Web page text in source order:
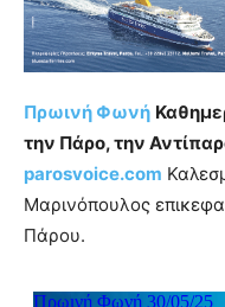
Πρωινή Φωνή
την Πάρο, την
parosvoice.com
Μαρινόπουλος
Πάρου.